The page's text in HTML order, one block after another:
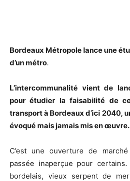
Bordeaux Métropole lance une
d’un métro.
L’intercommunalité vient de
pour étudier la faisabilité de
transport à Bordeaux d’ici 2040,
évoqué mais jamais mis en œuvre.
C’est une ouverture de
passée inaperçue pour
bordelais, vieux serpent de